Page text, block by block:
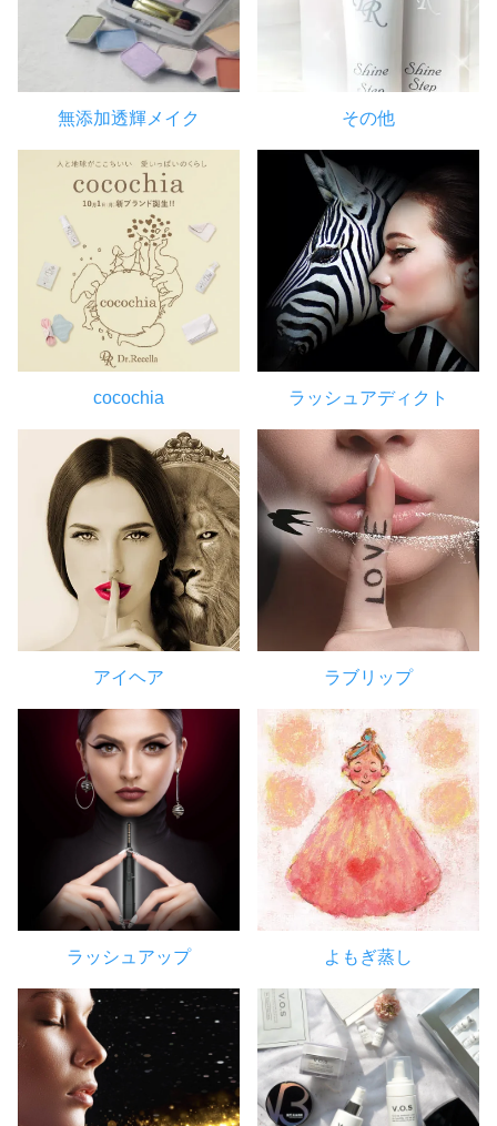
無添加透輝メイク その他
cocochia ラッシュアディクト
アイヘア ラブリップ
ラッシュアップ よもぎ蒸し